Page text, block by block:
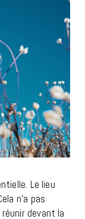
Le lieu
n’a pas
devant la